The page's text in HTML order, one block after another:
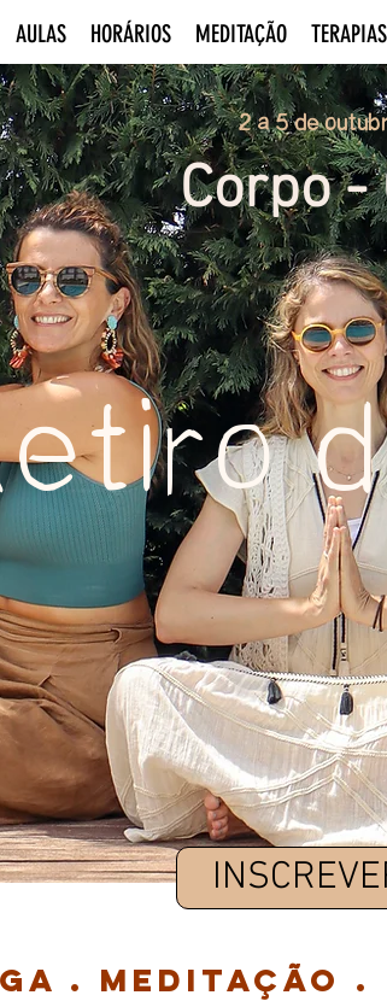
AULAS HORÁRIOS MEDITAÇÃO TERAPIAS
2 a 5 de
Corpo -
. meditação